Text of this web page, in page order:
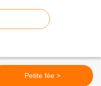
Petite fée >